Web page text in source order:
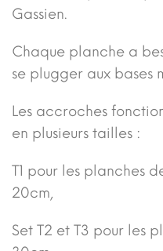
Gassien.
Chaque planche a
se plugger aux bases
Les accroches
en plusieurs tailles :
T1 pour les planches
20cm,
Set T2 et T3 pour les